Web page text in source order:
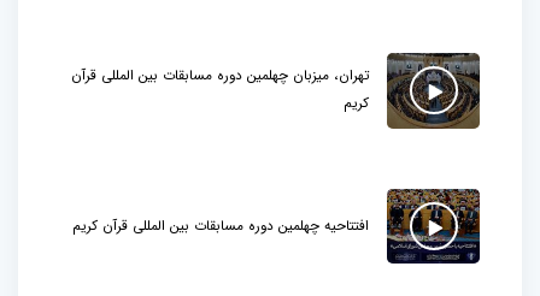
تهران، میزبان چهلمین دوره مسابقات بین المللی قرآن
کریم
افتتاحیه چهلمین دوره مسابقات بین المللی قرآن کریم